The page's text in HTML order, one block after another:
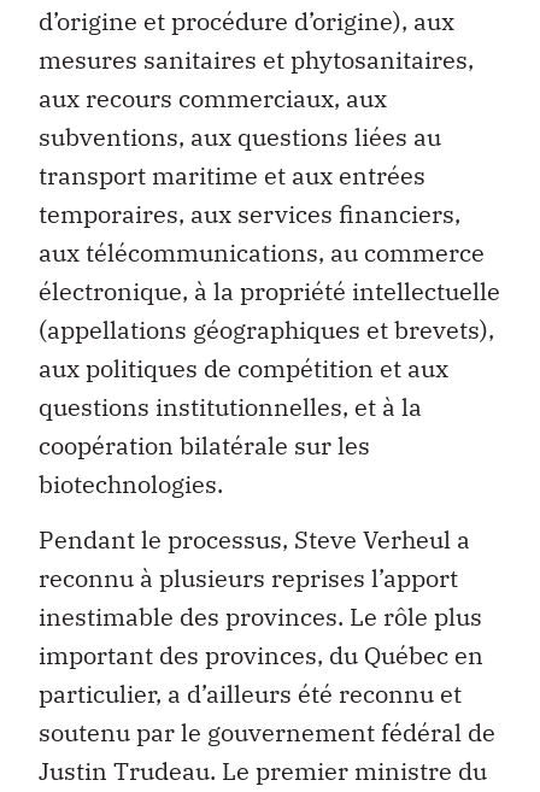
d’origine et procédure d’origine), aux
mesures sanitaires et phytosanitaires,
aux recours commerciaux, aux
subventions, aux questions liées au
transport maritime et aux entrées
temporaires, aux services financiers,
aux télécommunications, au commerce
électronique, à la propriété intellectuelle
(appellations géographiques et brevets),
aux politiques de compétition et aux
questions institutionnelles, et à la
coopération bilatérale sur les
biotechnologies.
Pendant le processus, Steve Verheul a
reconnu à plusieurs reprises l’apport
inestimable des provinces. Le rôle plus
important des provinces, du Québec en
particulier, a d’ailleurs été reconnu et
soutenu par le gouvernement fédéral de
Justin Trudeau. Le premier ministre du